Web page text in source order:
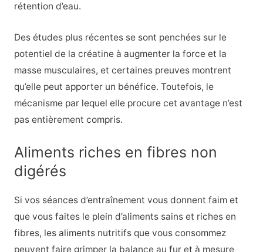
rétention d’eau.
Des études plus récentes se sont penchées sur le
potentiel de la créatine à augmenter la force et la
masse musculaires, et certaines preuves montrent
qu’elle peut apporter un bénéfice. Toutefois, le
mécanisme par lequel elle procure cet avantage n’est
pas entièrement compris.
Aliments riches en fibres non
digérés
Si vos séances d’entraînement vous donnent faim et
que vous faites le plein d’aliments sains et riches en
fibres, les aliments nutritifs que vous consommez
peuvent faire grimper la balance au fur et à mesure